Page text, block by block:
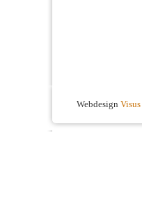
Webdesign Visus